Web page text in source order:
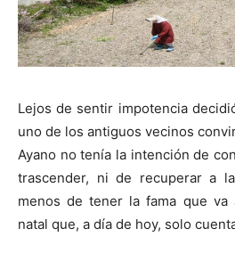
Lejos de sentir impotencia
uno de los antiguos vecinos
Ayano no tenía la intención de
trascender, ni de recuperar a
menos de tener la fama que va
natal que, a día de hoy, solo